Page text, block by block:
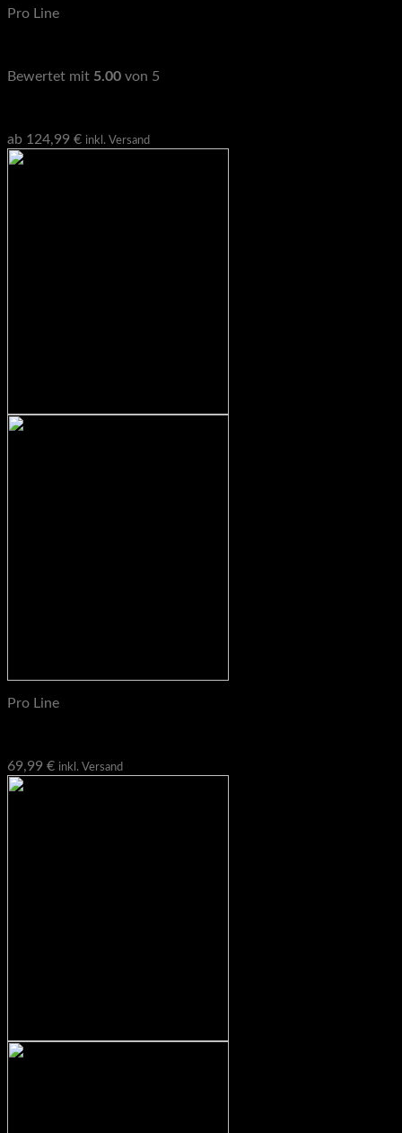
Pro Line
Bewertet mit 5.00 von 5
ab 124,99 € inkl. Versand
Pro Line
69,99 € inkl. Versand